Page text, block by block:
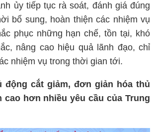
ủy tiếp tục rà soát, đánh giá đúng
bổ sung, hoàn thiện các nhiệm vụ
phục những hạn chế, tồn tại, khó
nâng cao hiệu quả lãnh đạo, chỉ
nhiệm vụ trong thời gian tới.
động cắt giảm, đơn giản hóa thủ
cao hơn nhiều yêu cầu của Trung